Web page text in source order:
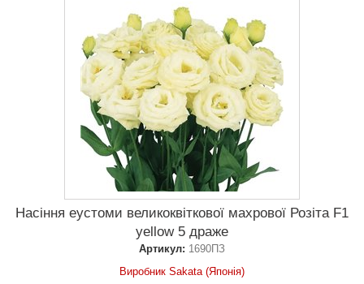
Насіння еустоми великоквіткової махрової Розіта F1
yellow 5 драже
Артикул: 1690ПЗ
Виробник Sakata (Японія)